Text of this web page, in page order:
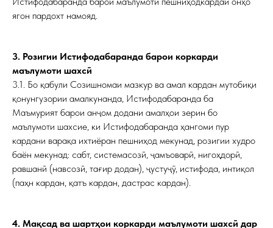
ягон пардохт намояд.
3. Розигии Истифодабаранда барои коркарди
маълумоти шахсӣ
3.1. Бо қабули Созишномаи мазкур ва амал кардан мутобиқи
қонунгузории амалкунанда, Истифодабаранда ба
Маъмурият барои анҷом додани амалҳои зерин бо
маълумоти шахсие, ки Истифодабаранда ҳангоми пур
кардани варақа ихтиёран пешниҳод мекунад, розигии худро
баён мекунад: сабт, системасозӣ, ҷамъоварӣ, нигоҳдорӣ,
равшанӣ (навсозӣ, тағир додан), ҷустуҷӯ, истифода, интиқол
(паҳн кардан, қатъ кардан, дастрас кардан).
4. Мақсад ва шартҳои коркарди маълумоти шахсӣ дар